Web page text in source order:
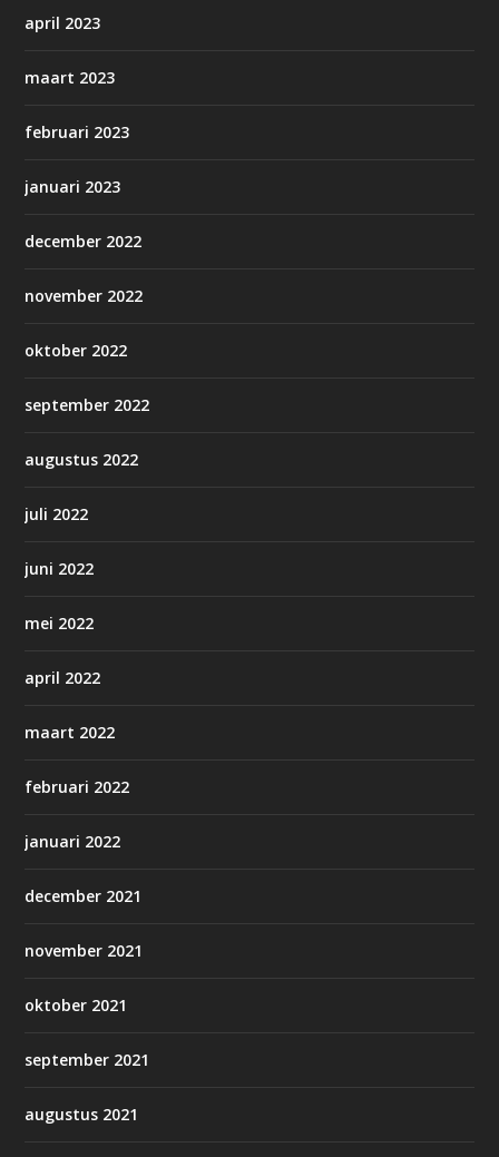
april 2023
maart 2023
februari 2023
januari 2023
december 2022
november 2022
oktober 2022
september 2022
augustus 2022
juli 2022
juni 2022
mei 2022
april 2022
maart 2022
februari 2022
januari 2022
december 2021
november 2021
oktober 2021
september 2021
augustus 2021